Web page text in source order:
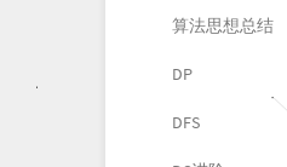
算法思想总结
DP
DFS